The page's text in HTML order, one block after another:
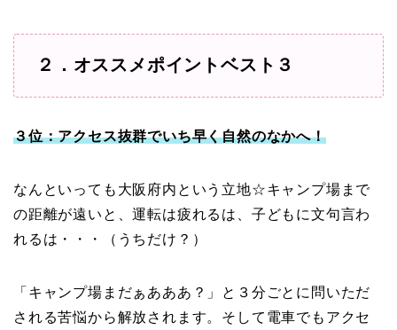
２．オススメポイントベスト３
３位：アクセス抜群でいち早く自然のなかへ！
なんといっても大阪府内という立地☆キャンプ場まで
の距離が遠いと、運転は疲れるは、子どもに文句言わ
れるは・・・（うちだけ？）
「キャンプ場まだぁあああ？」と３分ごとに問いただ
される苦悩から解放されます。そして電車でもアクセ